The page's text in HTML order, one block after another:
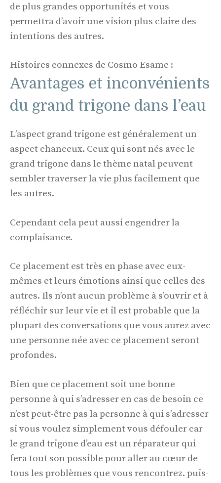
de plus grandes opportunités et vous
permettra d’avoir une vision plus claire des
intentions des autres.
Histoires connexes de Cosmo Esame :
Avantages et inconvénients
du grand trigone dans l’eau
L’aspect grand trigone est généralement un
aspect chanceux. Ceux qui sont nés avec le
grand trigone dans le thème natal peuvent
sembler traverser la vie plus facilement que
les autres.
Cependant cela peut aussi engendrer la
complaisance.
Ce placement est très en phase avec eux-
mêmes et leurs émotions ainsi que celles des
autres. Ils n’ont aucun problème à s’ouvrir et à
réfléchir sur leur vie et il est probable que la
plupart des conversations que vous aurez avec
une personne née avec ce placement seront
profondes.
Bien que ce placement soit une bonne
personne à qui s’adresser en cas de besoin ce
n’est peut-être pas la personne à qui s’adresser
si vous voulez simplement vous défouler car
le grand trigone d’eau est un réparateur qui
fera tout son possible pour aller au cœur de
tous les problèmes que vous rencontrez. puis-